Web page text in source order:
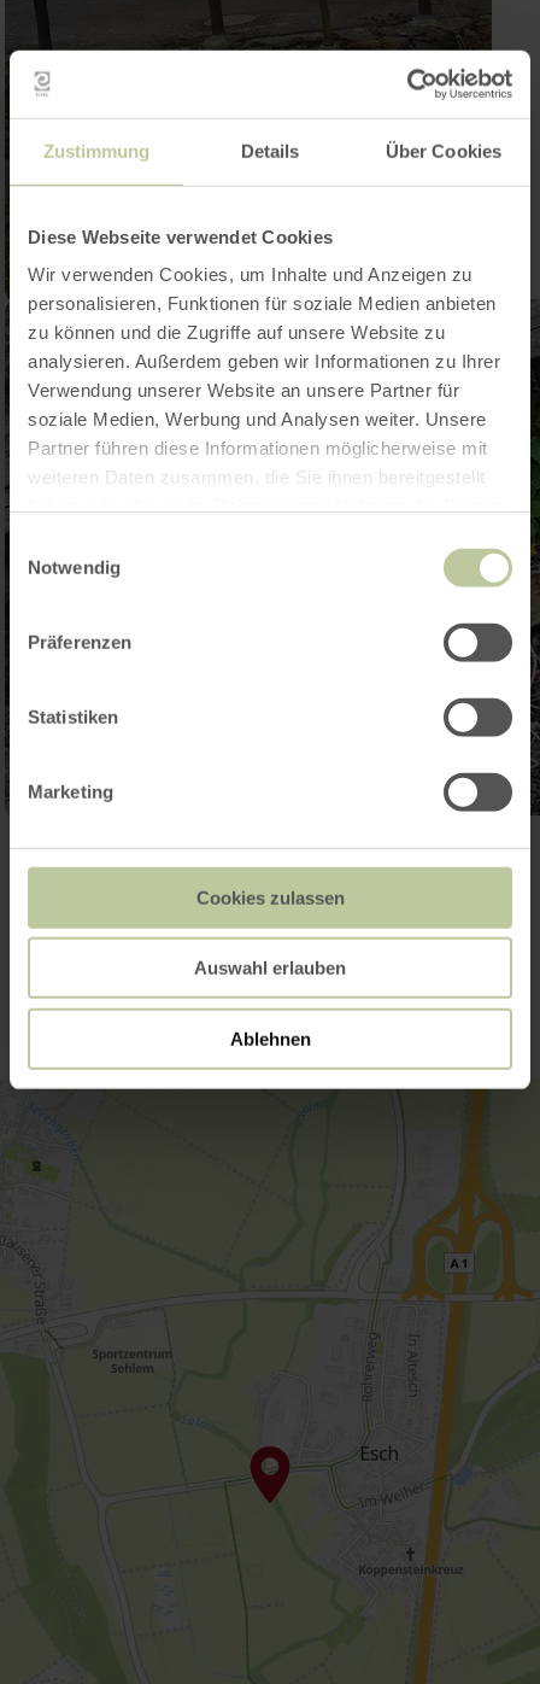
Zustimmung Details Über Cookies
Diese Webseite verwendet Cookies
Wir verwenden Cookies, um Inhalte und Anzeigen zu
personalisieren, Funktionen für soziale Medien anbieten
zu können und die Zugriffe auf unsere Website zu
analysieren. Außerdem geben wir Informationen zu Ihrer
Verwendung unserer Website an unsere Partner für
soziale Medien, Werbung und Analysen weiter. Unsere
Partner führen diese Informationen möglicherweise mit
weiteren Daten zusammen, die Sie ihnen bereitgestellt
Notwendig
Präferenzen
Statistiken
Marketing
Cookies zulassen
Auswahl erlauben
Ablehnen
Ouvrir la galerie
Contact